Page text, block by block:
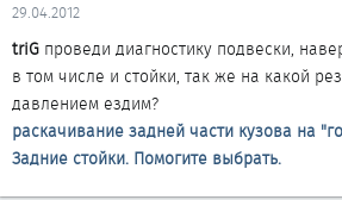
29.04.2012
triG проведи диагностику подвески,
в том числе и стойки, так же на какой
давлением ездим?
раскачивание задней части кузова на
Задние стойки. Помогите выбрать.